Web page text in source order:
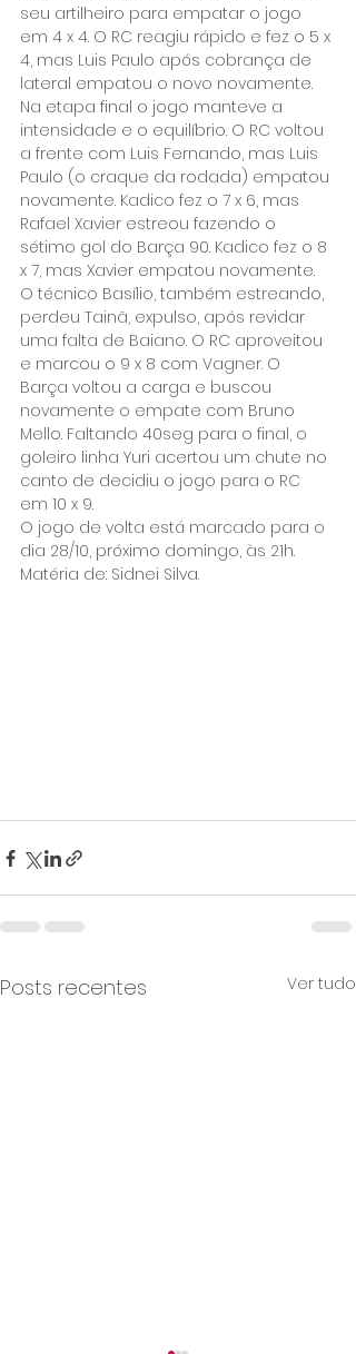
seu artilheiro para empatar o jogo
em 4 x 4. O RC reagiu rápido e fez o 5 x
4, mas Luis Paulo após cobrança de
lateral empatou o novo novamente.
Na etapa final o jogo manteve a
intensidade e o equilíbrio. O RC voltou
a frente com Luis Fernando, mas Luis
Paulo (o craque da rodada) empatou
novamente. Kadico fez o 7 x 6, mas
Rafael Xavier estreou fazendo o
sétimo gol do Barça 90. Kadico fez o 8
x 7, mas Xavier empatou novamente.
O técnico Basílio, também estreando,
perdeu Tainã, expulso, após revidar
uma falta de Baiano. O RC aproveitou
e marcou o 9 x 8 com Vagner. O
Barça voltou a carga e buscou
novamente o empate com Bruno
Mello. Faltando 40seg para o final, o
goleiro linha Yuri acertou um chute no
canto de decidiu o jogo para o RC
em 10 x 9.
O jogo de volta está marcado para o
dia 28/10, próximo domingo, às 21h.
Matéria de: Sidnei Silva.
Posts recentes Ver tudo